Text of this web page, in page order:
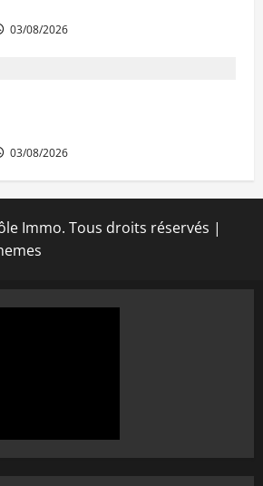
03/08/2026
03/08/2026
Immo. Tous droits réservés |